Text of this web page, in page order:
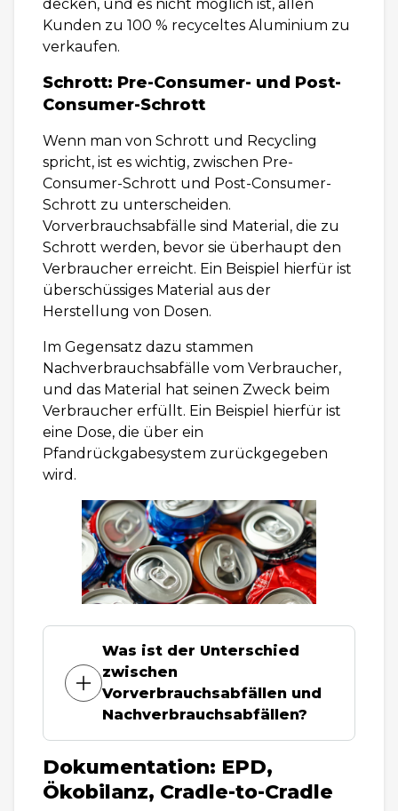
decken, und es nicht möglich ist, allen
Kunden zu 100 % recyceltes Aluminium zu
verkaufen.
Schrott: Pre-Consumer- und Post-
Consumer-Schrott
Wenn man von Schrott und Recycling
spricht, ist es wichtig, zwischen Pre-
Consumer-Schrott und Post-Consumer-
Schrott zu unterscheiden.
Vorverbrauchsabfälle sind Material, die zu
Schrott werden, bevor sie überhaupt den
Verbraucher erreicht. Ein Beispiel hierfür ist
überschüssiges Material aus der
Herstellung von Dosen.
Im Gegensatz dazu stammen
Nachverbrauchsabfälle vom Verbraucher,
und das Material hat seinen Zweck beim
Verbraucher erfüllt. Ein Beispiel hierfür ist
eine Dose, die über ein
Pfandrückgabesystem zurückgegeben
wird.
Was ist der Unterschied
zwischen
Vorverbrauchsabfällen und
Nachverbrauchsabfällen?
Dokumentation: EPD,
Ökobilanz, Cradle-to-Cradle